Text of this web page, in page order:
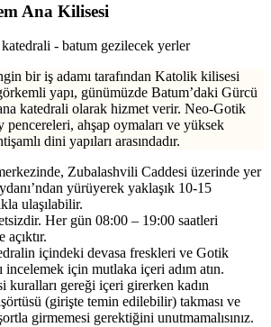
Ana Kilisesi
bir iş adamı tarafından Katolik kilisesi
yapı, günümüzde Batum’daki Gürcü
katedrali olarak hizmet verir. Neo-Gotik
pencereleri, ahşap oymaları ve yüksek
dini yapıları arasındadır.
Zubalashvili Caddesi üzerinde yer
yürüyerek yaklaşık 10-15
ulaşılabilir.
Her gün 08:00 – 19:00 saatleri
açıktır.
içindeki devasa freskleri ve Gotik
incelemek için mutlaka içeri adım atın.
kuralları gereği içeri girerken kadın
(girişte temin edilebilir) takması ve
girmemesi gerektiğini unutmamalısınız.